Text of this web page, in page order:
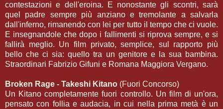
contestazioni e dell'eroina. E nonostante gli scontri, sarà
quel padre sempre più anziano e tremolante a salvarla
dall'inferno, rimanendo con lei per tutto il tempo che ci vuole.
E insegnandole che dopo i fallimenti si riprova sempre, e si
fallirà meglio. Un film privato, semplice, sul rapporto più
bello che ci sia: quello tra un genitore e la sua bambina.
Straordinari Fabrizio Gifuni e Romana Maggiora Vergano.
Broken Rage - Takeshi Kitano (Fuori Concorso)
Un Kitano completamente fuori controllo. Un film di un'ora,
pensato con follia e audacia, in cui nella prima metà è un